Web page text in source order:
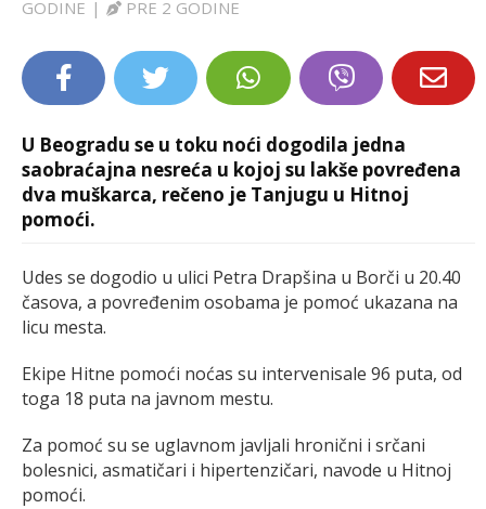
EXTRA
GODINE | PRE 2 GODINE
U Beogradu se u toku noći dogodila jedna
saobraćajna nesreća u kojoj su lakše povređena
dva muškarca, rečeno je Tanjugu u Hitnoj
pomoći.
Udes se dogodio u ulici Petra Drapšina u Borči u 20.40
časova, a povređenim osobama je pomoć ukazana na
licu mesta.
Ekipe Hitne pomoći noćas su intervenisale 96 puta, od
toga 18 puta na javnom mestu.
Za pomoć su se uglavnom javljali hronični i srčani
bolesnici, asmatičari i hipertenzičari, navode u Hitnoj
pomoći.